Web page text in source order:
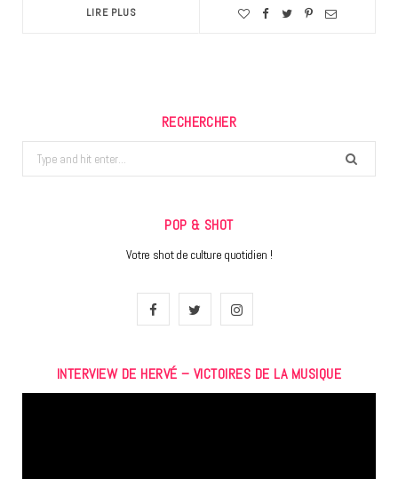
LIRE PLUS
RECHERCHER
Search
for:
POP & SHOT
Votre shot de culture quotidien !
F
c
i
I
s
INTERVIEW DE HERVÉ – VICTOIRES DE LA MUSIQUE